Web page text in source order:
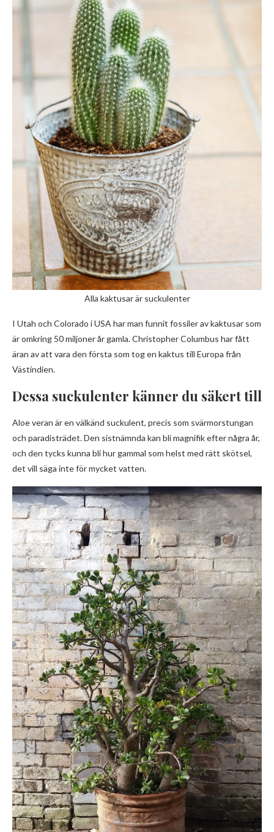
Alla kaktusar är suckulenter
I Utah och Colorado i USA har man funnit fossiler av kaktusar som
är omkring 50 miljoner år gamla. Christopher Columbus har fått
äran av att vara den första som tog en kaktus till Europa från
Västindien.
Dessa suckulenter känner du säkert till
Aloe veran är en välkänd suckulent, precis som svärmorstungan
och paradisträdet. Den sistnämnda kan bli magnifik efter några år,
och den tycks kunna bli hur gammal som helst med rätt skötsel,
det vill säga inte för mycket vatten.